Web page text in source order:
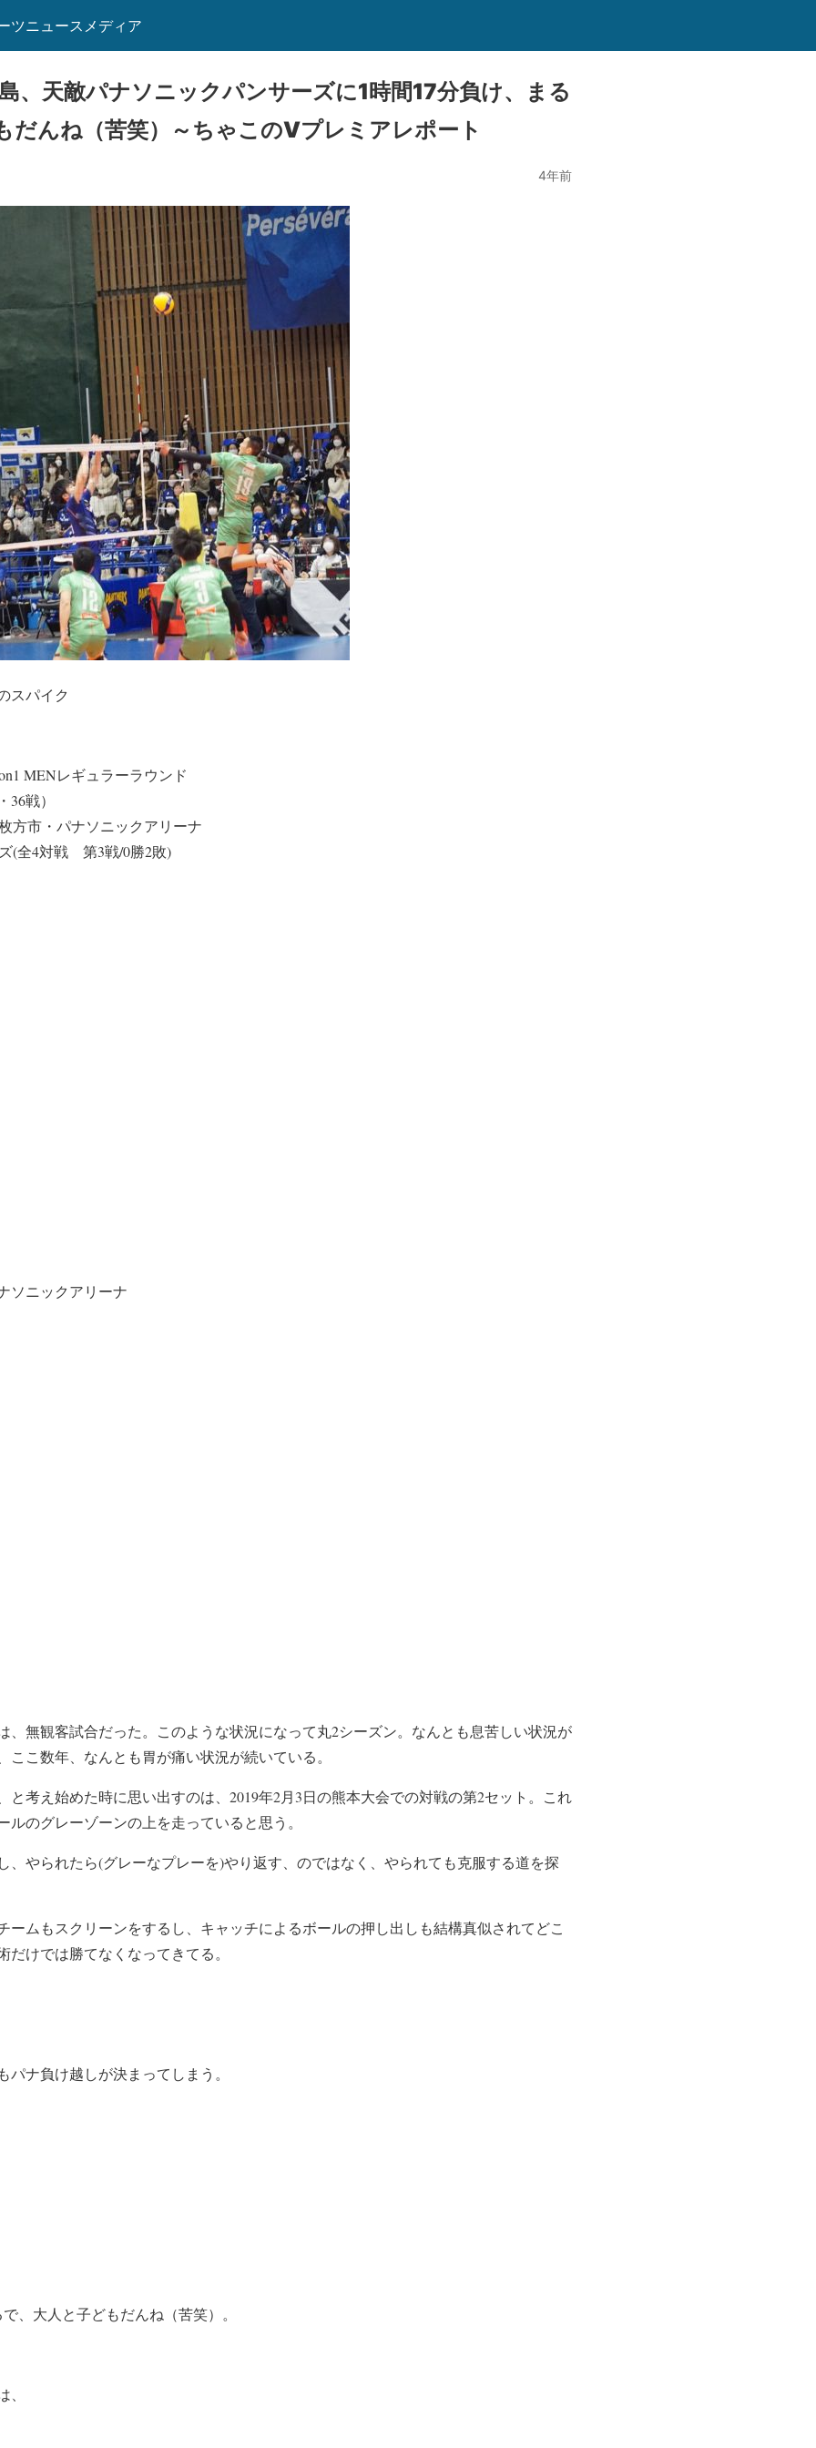
ツニュースメディア
、天敵パナソニックパンサーズに1時間17分負け、まる
だんね（苦笑）～ちゃこのVプレミアレポート
4年前
スパイク
MENレギュラーラウンド
戦）
方市・パナソニックアリーナ
(全4対戦 第3戦/0勝2敗)
ソニックアリーナ
、無観客試合だった。このような状況になって丸2シーズン。なんとも息苦しい状況が
ここ数年、なんとも胃が痛い状況が続いている。
と考え始めた時に思い出すのは、2019年2月3日の熊本大会での対戦の第2セット。これ
ルのグレーゾーンの上を走っていると思う。
、やられたら(グレーなプレーを)やり返す、のではなく、やられても克服する道を探
ームもスクリーンをするし、キャッチによるボールの押し出しも結構真似されてどこ
だけでは勝てなくなってきてる。
ナ負け越しが決まってしまう。
、大人と子どもだんね（苦笑）。